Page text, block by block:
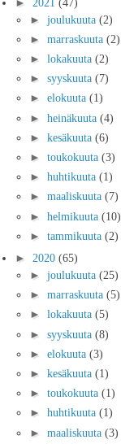
► joulukuuta (2)
► marraskuuta (2)
► lokakuuta (2)
► syyskuuta (7)
► elokuuta (1)
► heinäkuuta (4)
► kesäkuuta (6)
► toukokuuta (3)
► huhtikuuta (1)
► maaliskuuta (7)
► helmikuuta (10)
► tammikuuta (2)
► 2020 (65)
► joulukuuta (25)
► marraskuuta (5)
► lokakuuta (5)
► syyskuuta (8)
► elokuuta (3)
► kesäkuuta (1)
► toukokuuta (1)
► huhtikuuta (1)
► maaliskuuta (3)